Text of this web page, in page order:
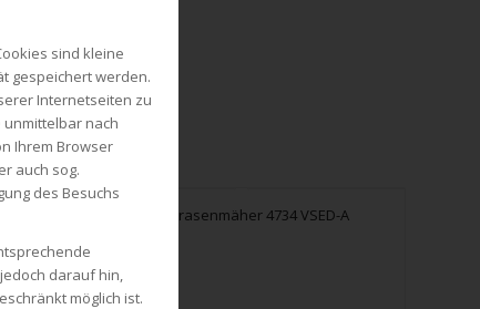
sind kleine
gespeichert werden.
Internetseiten zu
unmittelbar nach
Ihrem Browser
auch sog.
des Besuchs
darauf hin,
möglich ist.
Solo Benzinrasenmäher 4734 VSED-A
1 vorrätig